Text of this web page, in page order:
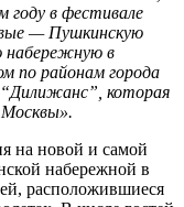
году в фестивале
— Пушкинскую
набережную в
по районам города
“Дилижанс”, которая
на новой и самой
набережной в
расположившиеся